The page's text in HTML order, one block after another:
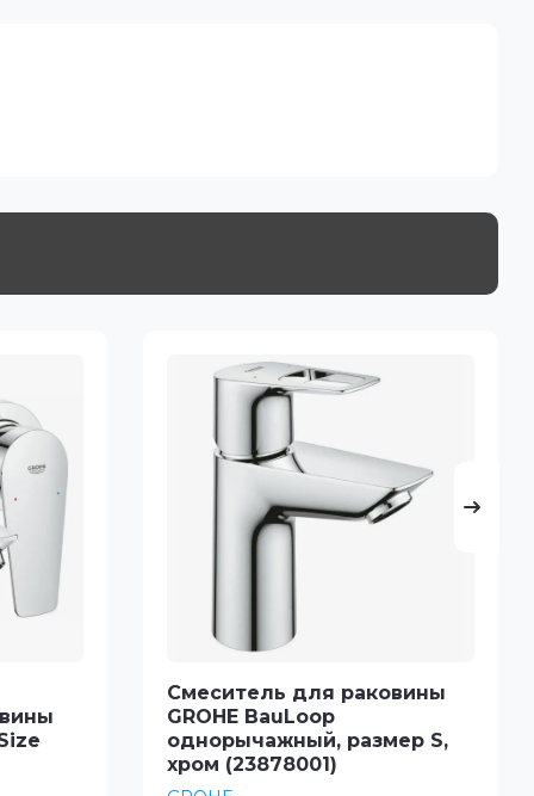
Смеситель для раковины
GROHE BauLoop
однорычажный, размер S,
хром (23878001)